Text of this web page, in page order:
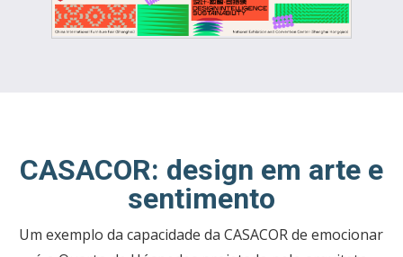
INDICADORES
FEIRAS NOTÍCIAS
CASACOR: design em arte e
sentimento
Um exemplo da capacidade da CASACOR de emocionar